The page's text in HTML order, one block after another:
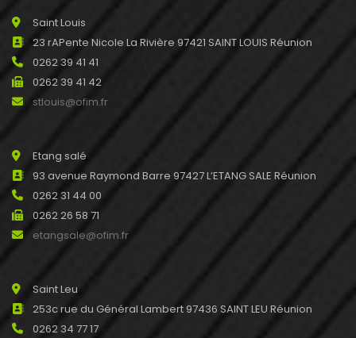
Saint Louis
23 rAPente Nicole La Rivière 97421 SAINT LOUIS Réunion
0262 39 41 41
0262 39 41 42
stlouis@ofim.fr
Etang salé
93 avenue Raymond Barre 97427 L’ETANG SALE Réunion
0262 31 44 00
0262 26 58 71
etangsale@ofim.fr
Saint Leu
253c rue du Général Lambert 97436 SAINT LEU Réunion
0262 34 77 17